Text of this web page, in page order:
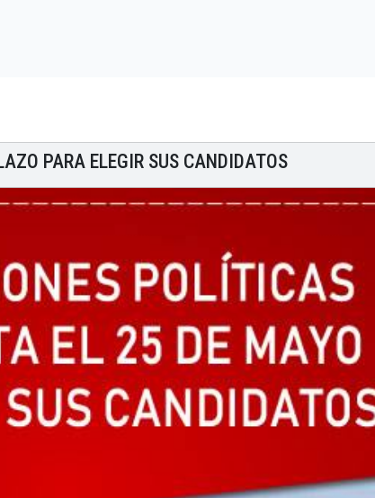
PARA ELEGIR SUS CANDIDATOS